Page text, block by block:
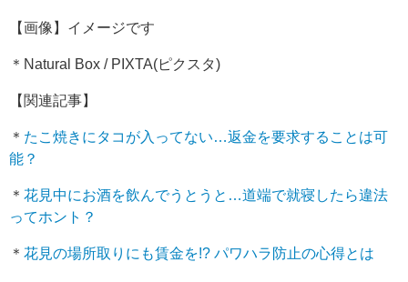
【画像】イメージです
＊Natural Box / PIXTA(ピクスタ)
【関連記事】
＊ たこ焼きにタコが入ってない…返金を要求することは可
能？
＊ 花見中にお酒を飲んでうとうと…道端で就寝したら違法
ってホント？
＊ 花見の場所取りにも賃金を!? パワハラ防止の心得とは